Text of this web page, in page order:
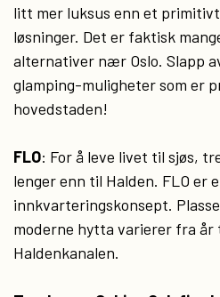
litt mer luksus enn et
løsninger. Det er faktisk
alternativer nær Oslo. Slapp
glamping-muligheter som er
hovedstaden!
FLO: For å leve livet til sjøs,
lenger enn til Halden. FLO er
innkvarteringskonsept.
moderne hytta varierer fra
Haldenkanalen.